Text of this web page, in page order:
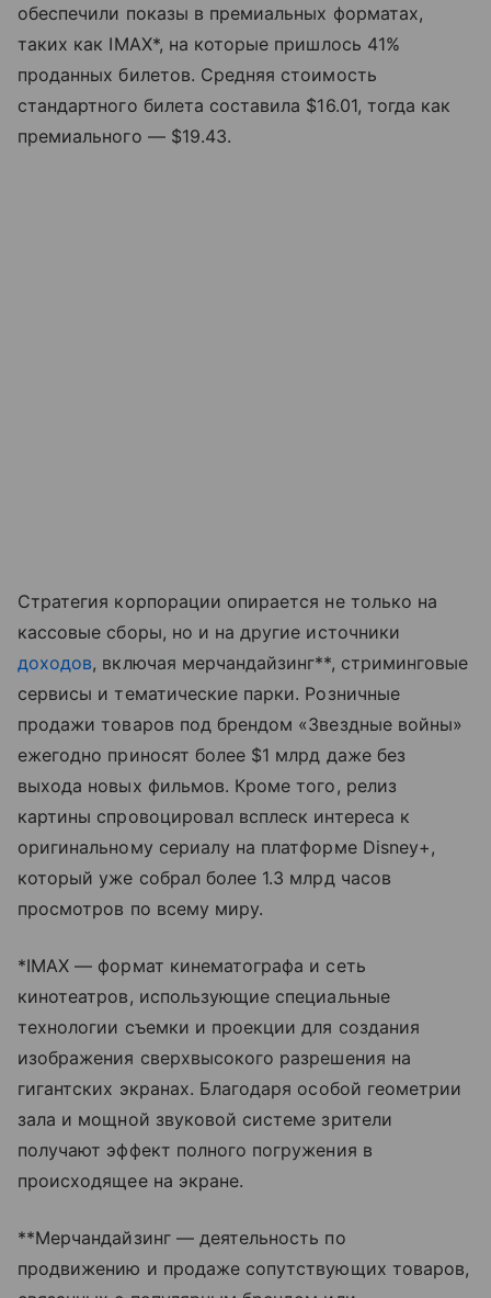
обеспечили показы в премиальных форматах,
таких как IMAX*, на которые пришлось 41%
проданных билетов. Средняя стоимость
стандартного билета составила $16.01, тогда как
премиального — $19.43.
Стратегия корпорации опирается не только на
кассовые сборы, но и на другие источники
доходов, включая мерчандайзинг**, стриминговые
сервисы и тематические парки. Розничные
продажи товаров под брендом «Звездные войны»
ежегодно приносят более $1 млрд даже без
выхода новых фильмов. Кроме того, релиз
картины спровоцировал всплеск интереса к
оригинальному сериалу на платформе Disney+,
который уже собрал более 1.3 млрд часов
просмотров по всему миру.
*IMAX — формат кинематографа и сеть
кинотеатров, использующие специальные
технологии съемки и проекции для создания
изображения сверхвысокого разрешения на
гигантских экранах. Благодаря особой геометрии
зала и мощной звуковой системе зрители
получают эффект полного погружения в
происходящее на экране.
**Мерчандайзинг — деятельность по
продвижению и продаже сопутствующих товаров,